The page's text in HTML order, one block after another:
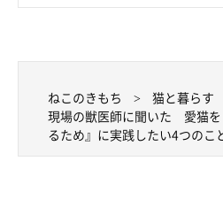
キャリーバッグに慣れていたとして
奮が収まらないときはあります。そ
ねこのきもち 猫と暮らす
現場の獣医師に聞いた 愛猫を
るため』に実践したい4つのこ